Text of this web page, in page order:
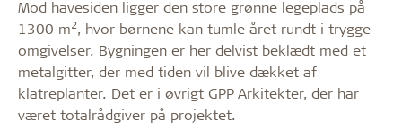
Mod havesiden ligger den store grønne legeplads på
1300 m2, hvor børnene kan tumle året rundt i trygge
omgivelser. Bygningen er her delvist beklædt med et
metalgitter, der med tiden vil blive dækket af
klatreplanter. Det er i øvrigt GPP Arkitekter, der har
været totalrådgiver på projektet.